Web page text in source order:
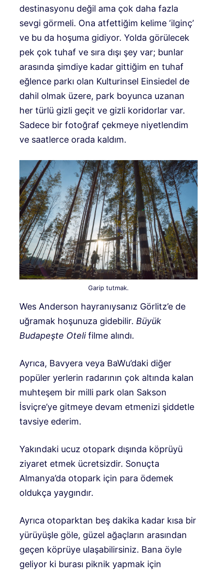
destinasyonu değil ama çok daha fazla
sevgi görmeli. Ona atfettiğim kelime ‘ilginç’
ve bu da hoşuma gidiyor. Yolda görülecek
pek çok tuhaf ve sıra dışı şey var; bunlar
arasında şimdiye kadar gittiğim en tuhaf
eğlence parkı olan Kulturinsel Einsiedel de
dahil olmak üzere, park boyunca uzanan
her türlü gizli geçit ve gizli koridorlar var.
Sadece bir fotoğraf çekmeye niyetlendim
ve saatlerce orada kaldım.
Garip tutmak.
Wes Anderson hayranıysanız Görlitz’e de
uğramak hoşunuza gidebilir. Büyük
Budapeşte Otelifilme alındı.
Ayrıca, Bavyera veya BaWu’daki diğer
popüler yerlerin radarının çok altında kalan
muhteşem bir milli park olan Sakson
İsviçre’ye gitmeye devam etmenizi şiddetle
tavsiye ederim.
Yakındaki ucuz otopark dışında köprüyü
ziyaret etmek ücretsizdir. Sonuçta
Almanya’da otopark için para ödemek
oldukça yaygındır.
Ayrıca otoparktan beş dakika kadar kısa bir
yürüyüşle göle, güzel ağaçların arasından
geçen köprüye ulaşabilirsiniz. Bana öyle
geliyor ki burası piknik yapmak için